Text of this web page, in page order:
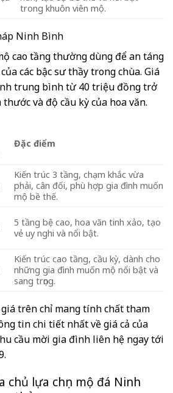
trong khuôn viên mộ.
Ninh Bình
cao tầng thường dùng để an táng
các bậc sư thầy trong chùa. Giá
trung bình từ 40 triệu đồng trở
và độ cầu kỳ của hoa văn.
Đặc điểm
Kiến trúc 3 tầng, chạm khắc vừa
phải, cân đối, phù hợp gia đình muốn
mộ bề thế.
5 tầng bệ cao, hoa văn tinh xảo, tạo
vẻ uy nghi và nổi bật.
Kiến trúc cao tầng, cầu kỳ, dành cho
những gia đình muốn mộ nổi bật và
sang trọng.
trên chỉ mang tính chất tham
tin chi tiết nhất về giá cả của
cầu mời gia đình liên hệ ngay tới
chủ lựa chọn mộ đá Ninh